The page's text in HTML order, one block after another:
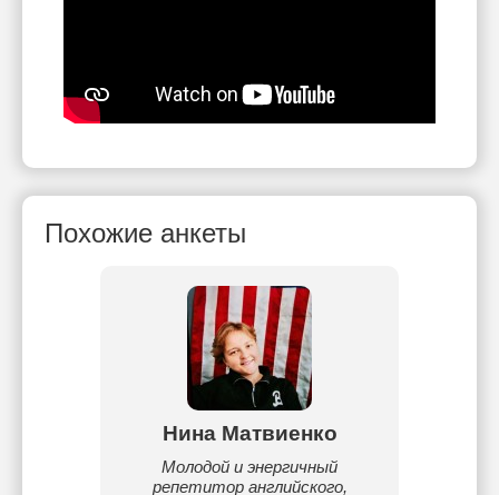
Похожие анкеты
Нина Матвиенко
Молодой и энергичный
репетитор английского,